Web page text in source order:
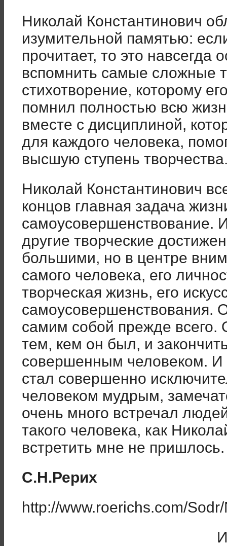
Николай Константинович
изумительной памятью:
прочитает, то это навсегда
вспомнить самые сложные
стихотворение, которому
помнил полностью всю
вместе с дисциплиной,
для каждого человека,
высшую ступень
Николай Константинович
концов главная задача
самоусовершенствование.
другие творческие
большими, но в центре
самого человека, его
творческая жизнь, его
самоусовершенствования.
самим собой прежде всего.
тем, кем он был, и
совершенным человеком. И
стал совершенно
человеком мудрым,
очень много встречал
такого человека, как
встретить мне не пришлось.
С.Н.Рерих
http://www.roerichs.com/